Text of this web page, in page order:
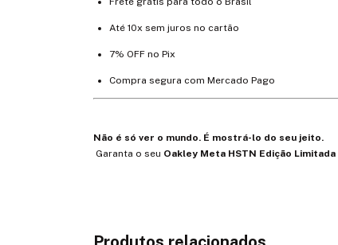
Até 10x sem juros no cartão
7% OFF no Pix
Compra segura com Mercado Pago
Não é só ver o mundo. É mostrá-lo do seu jeito.
Garanta o seu Oakley Meta HSTN Edição Limitada